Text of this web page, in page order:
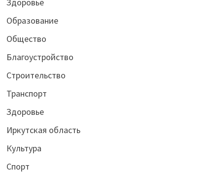
Образование
Общество
Благоустройство
Строительство
Транспорт
Здоровье
Иркутская область
Культура
Спорт